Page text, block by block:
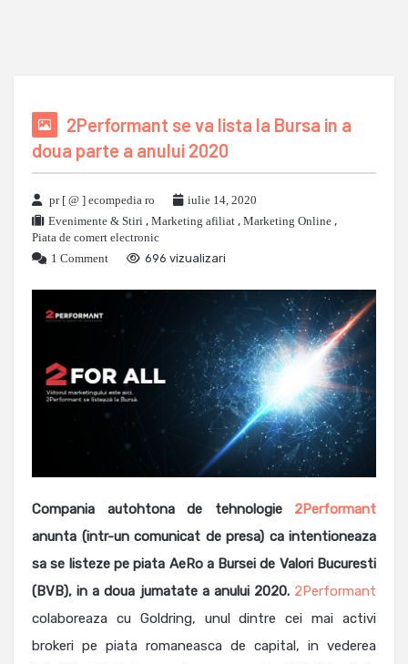
2Performant se va lista la Bursa in a
doua parte a anului 2020
pr [ @ ] ecompedia ro
iulie 14, 2020
Evenimente & Stiri , Marketing afiliat , Marketing Online ,
Piata de comert electronic
1 Comment
696 vizualizari
Compania autohtona de tehnologie 2Performant
anunta (intr-un comunicat de presa) ca intentioneaza
sa se listeze pe piata AeRo a Bursei de Valori Bucuresti
(BVB), in a doua jumatate a anului 2020. 2Performant
colaboreaza cu Goldring, unul dintre cei mai activi
brokeri pe piata romaneasca de capital, in vederea